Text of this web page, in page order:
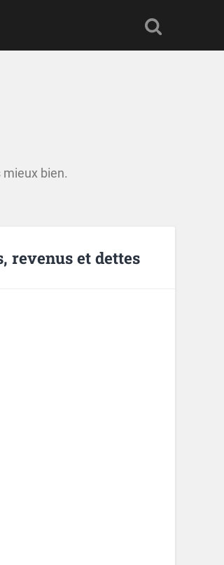
mieux bien.
revenus et dettes